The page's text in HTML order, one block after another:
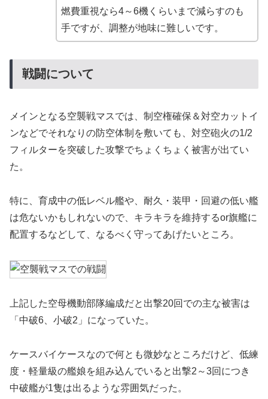
燃費重視なら4～6機くらいまで減らすのも
手ですが、調整が地味に難しいです。
戦闘について
メインとなる空襲戦マスでは、制空権確保＆対空カットイ
ンなどでそれなりの防空体制を敷いても、対空砲火の1/2
フィルターを突破した攻撃でちょくちょく被害が出てい
た。
特に、育成中の低レベル艦や、耐久・装甲・回避の低い艦
は危ないかもしれないので、キラキラを維持するor旗艦に
配置するなどして、なるべく守ってあげたいところ。
上記した空母機動部隊編成だと出撃20回での主な被害は
「中破6、小破2」になっていた。
ケースバイケースなので何とも微妙なところだけど、低練
度・軽量級の艦娘を組み込んでいると出撃2～3回につき
中破艦が1隻は出るような雰囲気だった。